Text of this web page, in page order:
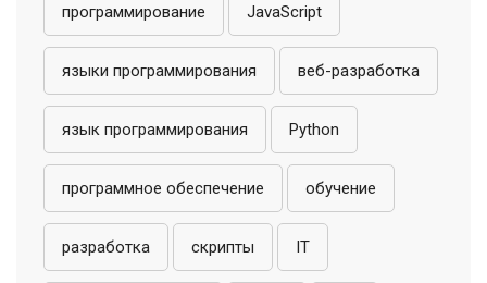
программирование JavaScript
языки программирования веб-разработка
язык программирования Python
программное обеспечение обучение
разработка скрипты IT